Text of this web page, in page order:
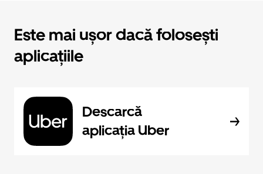
Este mai ușor dacă folosești
aplicațiile
Descarcă
aplicația Uber